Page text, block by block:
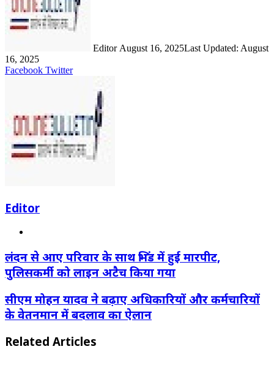
Editor August 16, 2025Last Updated: August
16, 2025
Facebook TwitterLinkedIn
Share
Print
Editor
लंदन से आए परिवार के साथ भिंड में हुई मारपीट,
पुलिसकर्मी को लाइन अटैच किया गया
सीएम मोहन यादव ने बढ़ाए अधिकारियों और कर्मचारियों
के वेतनमान में बदलाव का ऐलान
Related Articles